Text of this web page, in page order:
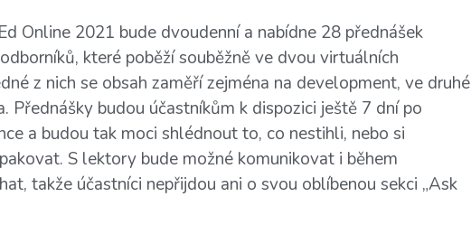
Online 2021 bude dvoudenní a nabídne 28 přednášek
které poběží souběžně ve dvou virtuálních
z nich se obsah zaměří zejména na development, ve druhé
Přednášky budou účastníkům k dispozici ještě 7 dní po
a budou tak moci shlédnout to, co nestihli, nebo si
S lektory bude možné komunikovat i během
takže účastníci nepřijdou ani o svou oblíbenou sekci „Ask